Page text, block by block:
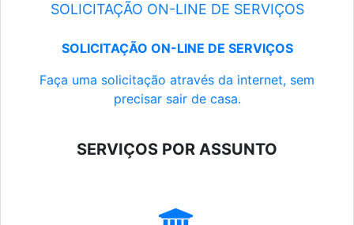
SOLICITAÇÃO ON-LINE DE SERVIÇOS
SOLICITAÇÃO ON-LINE DE SERVIÇOS
Faça uma solicitação através da internet, sem
precisar sair de casa.
SERVIÇOS POR ASSUNTO